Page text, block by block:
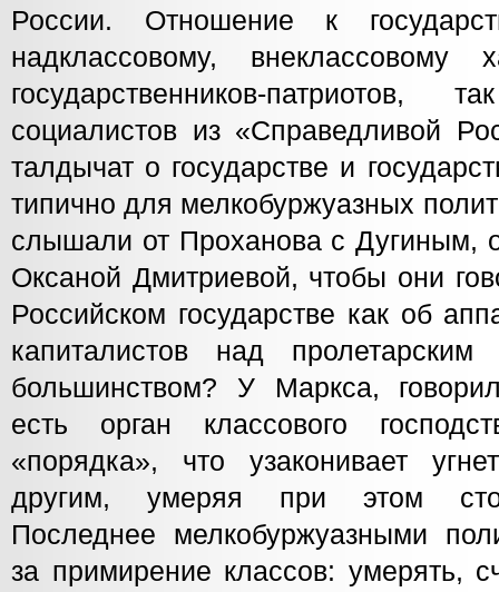
России. Отношение к
надклассовому, внеклассовому
государственников-
социалистов из «Справедливой
талдычат о государстве и
типично для мелкобуржуазных
слышали от Проханова с Дугиным,
Оксаной Дмитриевой, чтобы они
Российском государстве как об
капиталистов над пролетарским
большинством? У Маркса,
есть орган классового
«порядка», что узаконивает
другим, умеряя при этом
Последнее мелкобуржуазными
за примирение классов: умерять,